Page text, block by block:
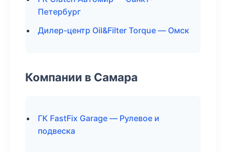
Петербург
Дилер-центр Oil&Filter Torque — Омск
Компании в Самара
ГК FastFix Garage — Рулевое и
подвеска